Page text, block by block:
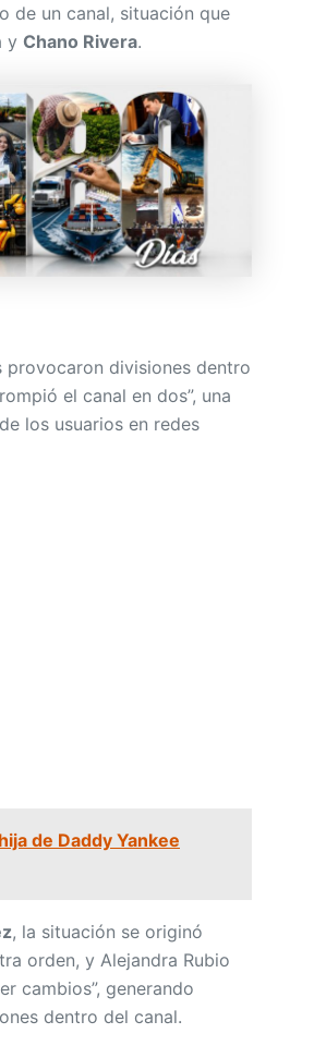
de un canal, situación que
y Chano Rivera.
provocaron divisiones dentro
el canal en dos”, una
los usuarios en redes
de Daddy Yankee
, la situación se originó
orden, y Alejandra Rubio
cambios”, generando
dentro del canal.